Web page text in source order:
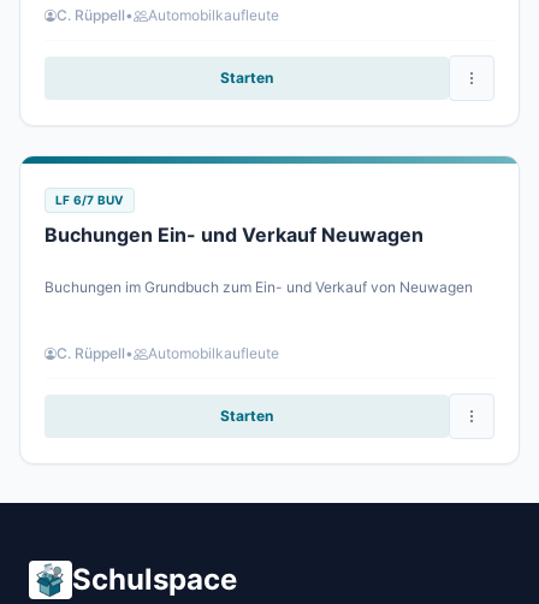
C. Rüppell• Automobilkaufleute
Starten
LF 6/7 BUV
Buchungen Ein- und Verkauf Neuwagen
Buchungen im Grundbuch zum Ein- und Verkauf von Neuwagen
C. Rüppell• Automobilkaufleute
Starten
Schulspace